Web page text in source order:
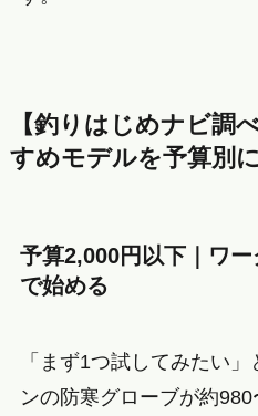
【釣りはじめナビ調
すめモデルを予算別
予算2,000円以下｜ワ
で始める
「まず1つ試してみたい
ンの防寒グローブが約